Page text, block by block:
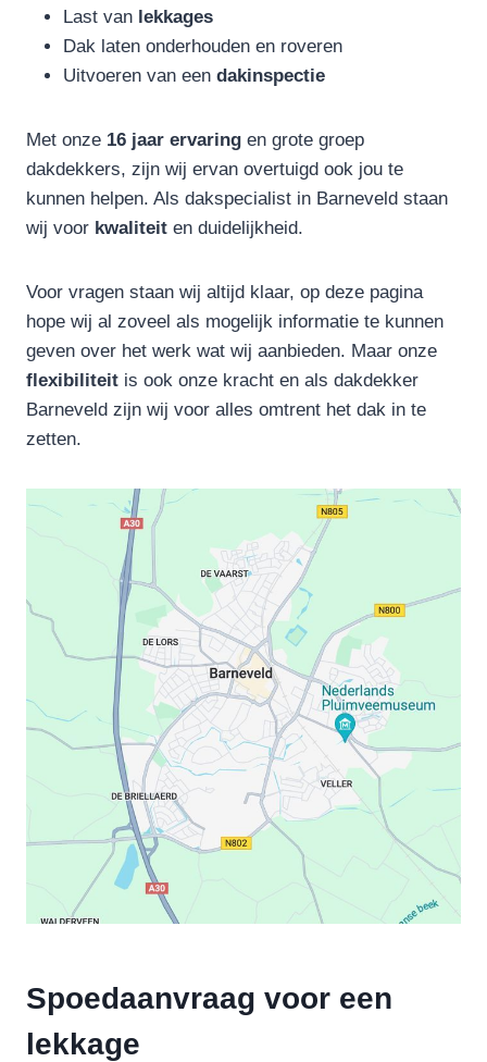
Last van lekkages
Dak laten onderhouden en roveren
Uitvoeren van een dakinspectie
Met onze 16 jaar ervaring en grote groep
dakdekkers, zijn wij ervan overtuigd ook jou te
kunnen helpen. Als dakspecialist in Barneveld staan
wij voor kwaliteit en duidelijkheid.
Voor vragen staan wij altijd klaar, op deze pagina
hope wij al zoveel als mogelijk informatie te kunnen
geven over het werk wat wij aanbieden. Maar onze
flexibiliteit is ook onze kracht en als dakdekker
Barneveld zijn wij voor alles omtrent het dak in te
zetten.
Spoedaanvraag voor een
lekkage